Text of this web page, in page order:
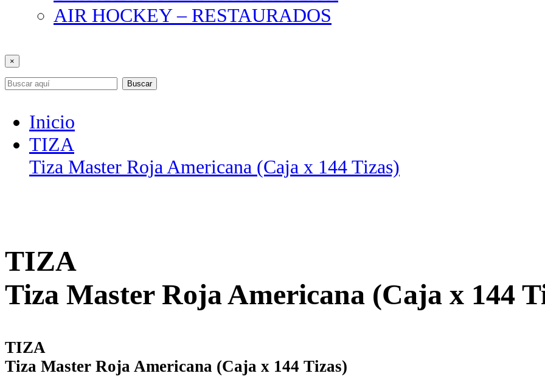
AIR HOCKEY – RESTAURADOS
×
Buscar
Inicio
TIZA
Tiza Master Roja Americana (Caja x 144 Tizas)
TIZA
Tiza Master Roja Americana (Caja x 144
TIZA
Tiza Master Roja Americana (Caja x 144 Tizas)